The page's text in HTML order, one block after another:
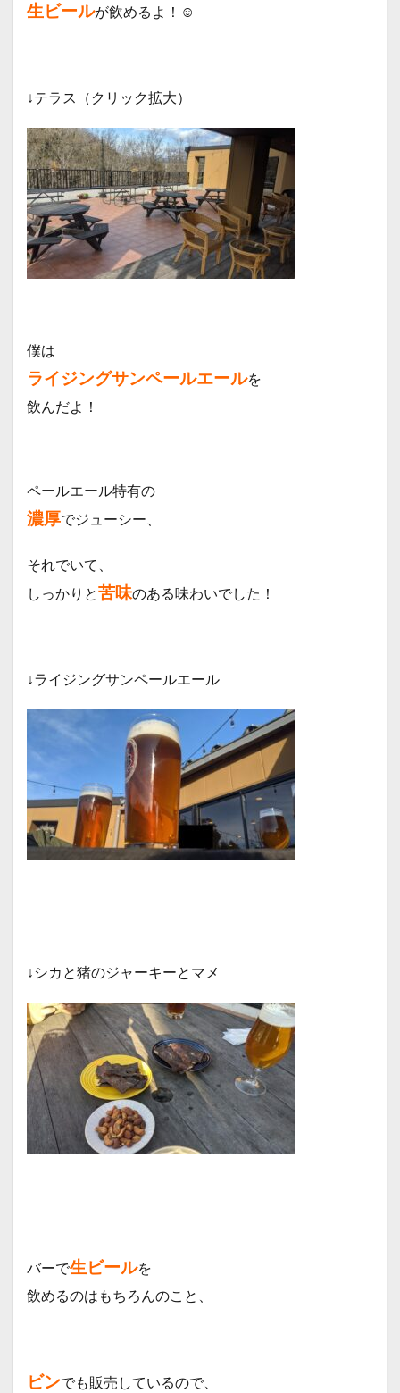
生ビールが飲めるよ！☺️
↓テラス（クリック拡大）
僕は
ライジングサンペールエールを
飲んだよ！
ペールエール特有の
濃厚でジューシー、
それでいて、
しっかりと苦味のある味わいでした！
↓ライジングサンペールエール
↓シカと猪のジャーキーとマメ
バーで生ビールを
飲めるのはもちろんのこと、
ビンでも販売しているので、